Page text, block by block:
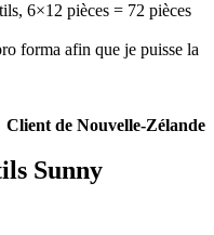
6×12 pièces = 72 pièces
forma afin que je puisse la
Client de Nouvelle-Zélande
Sunny